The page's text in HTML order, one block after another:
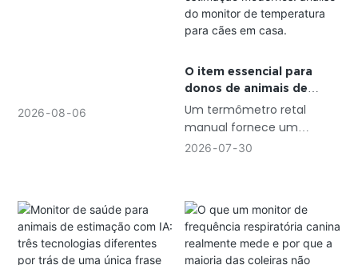
2026 08 06
O item essencial para
donos de animais de
estimação modernos:
análise do monitor de
em casa.
Um termômetro retal
manual fornece um
número. Um dispositivo
fornece um padrão.
2026 07 30